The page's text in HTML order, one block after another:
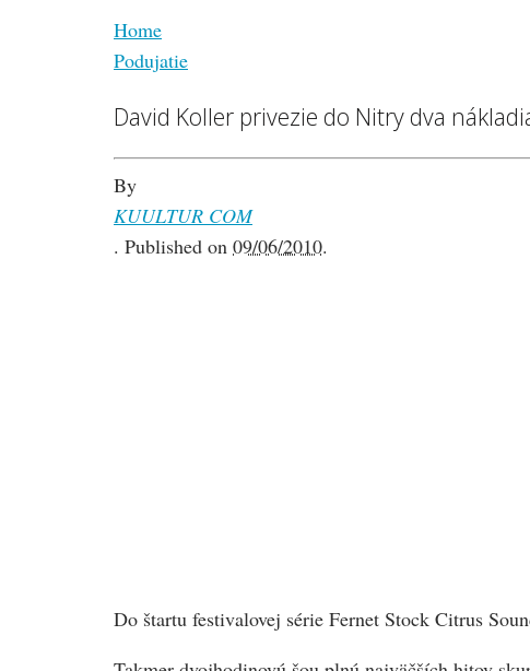
Home
Podujatie
David Koller privezie do Nitry dva
By
KUULTUR COM
. Published on 09/06/2010.
Do štartu festivalovej série Fernet Stock Citrus